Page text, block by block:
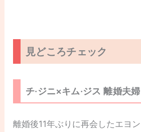
見どころチェック
チ·ジニ×キム·ジス 離婚夫婦
離婚後11年ぶりに再会したエヨ